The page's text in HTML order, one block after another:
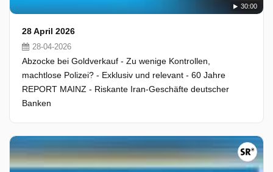
30:00
28 April 2026
28-04-2026
Abzocke bei Goldverkauf - Zu wenige Kontrollen,
machtlose Polizei? - Exklusiv und relevant - 60 Jahre
REPORT MAINZ - Riskante Iran-Geschäfte deutscher
Banken